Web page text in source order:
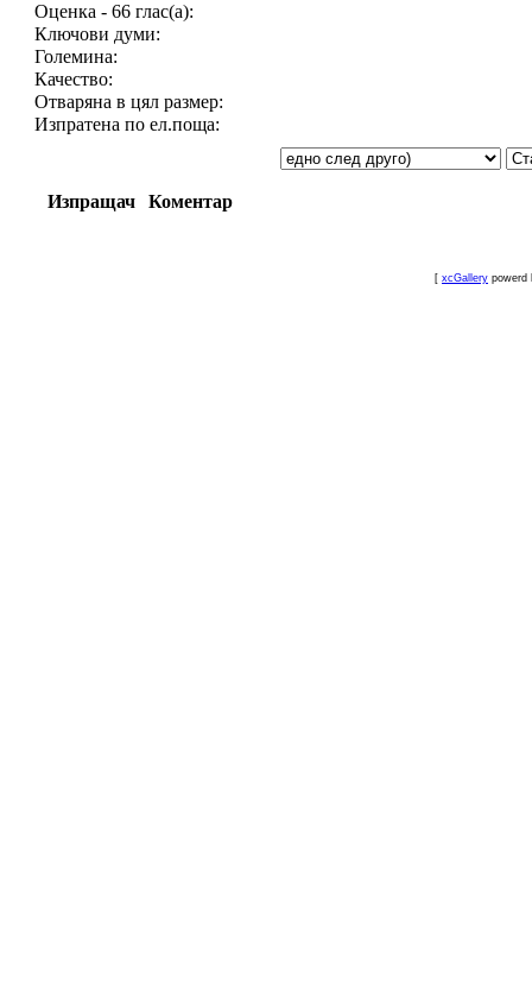
Оценка - 66 глас(а):
Ключови думи:
Големина:
Качество:
Отваряна в цял размер:
Изпратена по ел.поща:
Изпращач Коментар
[ xcGallery